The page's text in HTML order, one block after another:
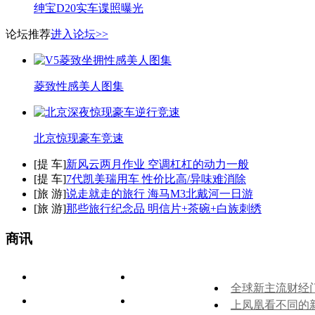
绅宝D20实车谍照曝光
论坛推荐进入论坛>>
菱致性感美人图集
北京惊现豪车竞速
[提 车]新风云两月作业 空调杠杠的动力一般
[提 车]7代凯美瑞用车 性价比高/异味难消除
[旅 游]说走就走的旅行 海马M3北戴河一日游
[旅 游]那些旅行纪念品 明信片+茶碗+白族刺绣
商讯
全球新主流财经
上凤凰看不同的